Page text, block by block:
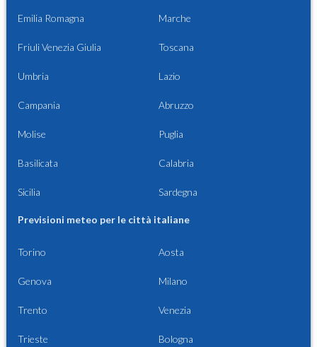
Emilia Romagna Marche
Friuli Venezia Giulia Toscana
Umbria Lazio
Campania Abruzzo
Molise Puglia
Basilicata Calabria
Sicilia Sardegna
Previsioni meteo per le città italiane
Torino Aosta
Genova Milano
Trento Venezia
Trieste Bologna